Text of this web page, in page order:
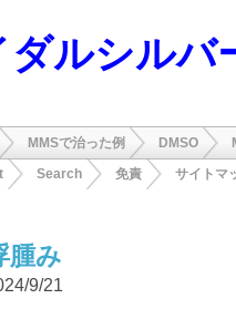
ルシルバ
MMSで治った例 DMSO
Search 免責 サイトマ
腫み
9/21